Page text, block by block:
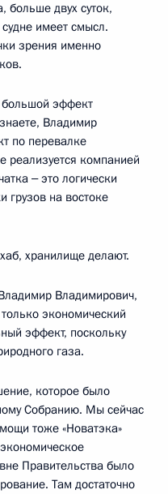
больше двух суток,
имеет смысл.
зрения именно
большой эффект
Владимир
по перевалке
реализуется компанией
‒ это логически
грузов на востоке
хранилище делают.
Владимирович,
экономический
эффект, поскольку
газа.
которое было
Собранию. Мы сейчас
тоже «Новатэка»
Правительства было
Там достаточно